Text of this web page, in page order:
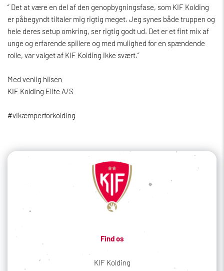
” Det at være en del af den genopbygningsfase, som KIF Kolding
er påbegyndt tiltaler mig rigtig meget. Jeg synes både truppen og
hele deres setup omkring, ser rigtig godt ud. Det er et fint mix af
unge og erfarende spillere og med mulighed for en spændende
rolle, var valget af KIF Kolding ikke svært.”
Med venlig hilsen
KIF Kolding Elite A/S
#vikæmperforkolding
Find os
KIF Kolding